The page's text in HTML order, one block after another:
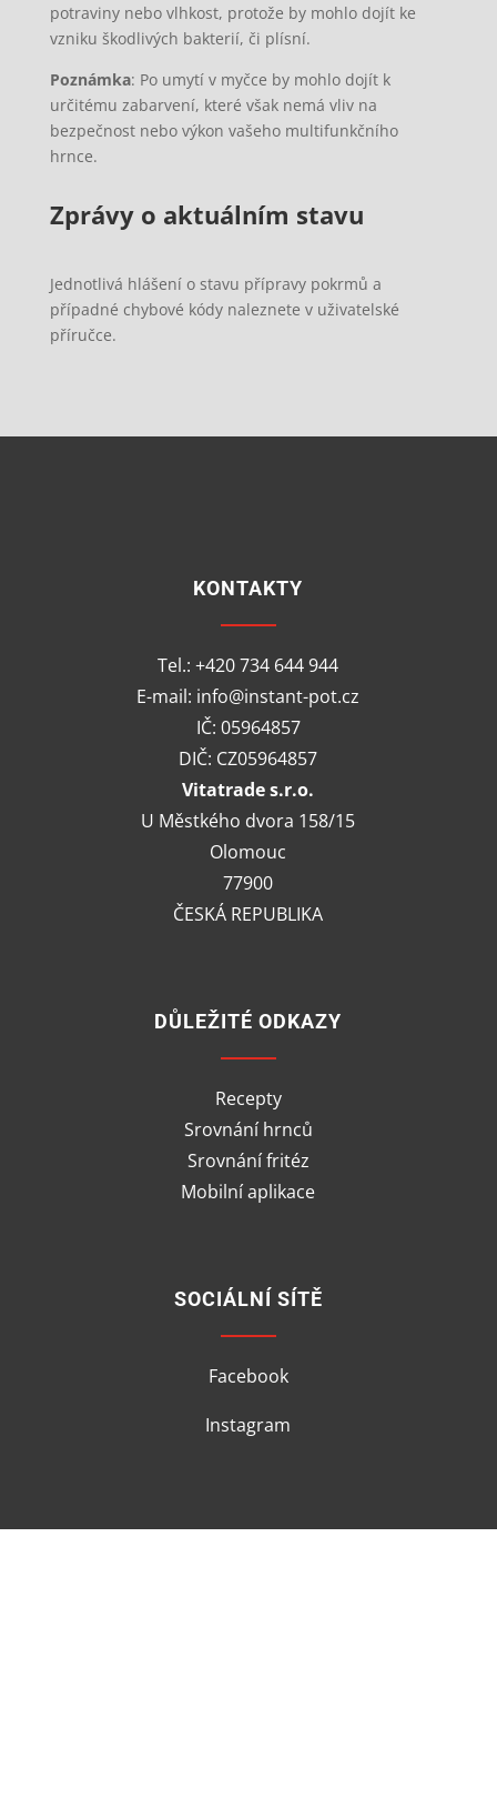
potraviny nebo vlhkost, protože by mohlo dojít ke
vzniku škodlivých bakterií, či plísní.
Poznámka: Po umytí v myčce by mohlo dojít k
určitému zabarvení, které však nemá vliv na
bezpečnost nebo výkon vašeho multifunkčního
hrnce.
Zprávy o aktuálním stavu
Jednotlivá hlášení o stavu přípravy pokrmů a
případné chybové kódy naleznete v uživatelské
příručce.
KONTAKTY
Tel.: +420 734 644 944
E-mail: info@instant-pot.cz
IČ: 05964857
DIČ: CZ05964857
Vitatrade s.r.o.
U Městkého dvora 158/15
Olomouc
77900
ČESKÁ REPUBLIKA
DŮLEŽITÉ ODKAZY
Recepty
Srovnání hrnců
Srovnání fritéz
Mobilní aplikace
SOCIÁLNÍ SÍTĚ
Facebook
Instagram